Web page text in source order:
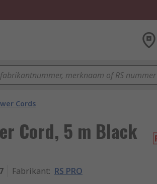
Cords
Cord, 5 m Black
Fabrikant: RS PRO